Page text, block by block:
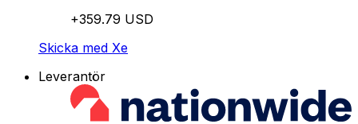
+359.79 USD
Skicka med Xe
Leverantör